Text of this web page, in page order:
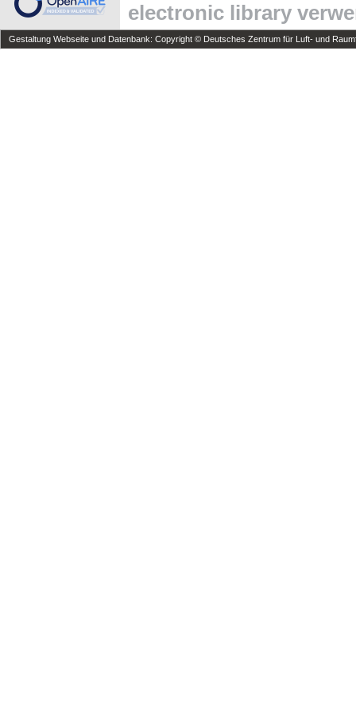
electronic library
Gestaltung Webseite und Datenbank: Copyright © Deutsches Zentrum für Luft- und